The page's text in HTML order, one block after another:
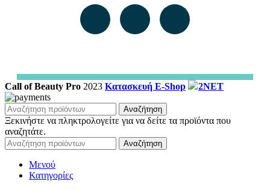
Call of Beauty Pro 2023 Κατασκευή E-Shop 2NET
Αναζήτηση
Ξεκινήστε να πληκτρολογείτε για να δείτε τα προϊόντα που
αναζητάτε.
Αναζήτηση
Μενού
Κατηγορίες